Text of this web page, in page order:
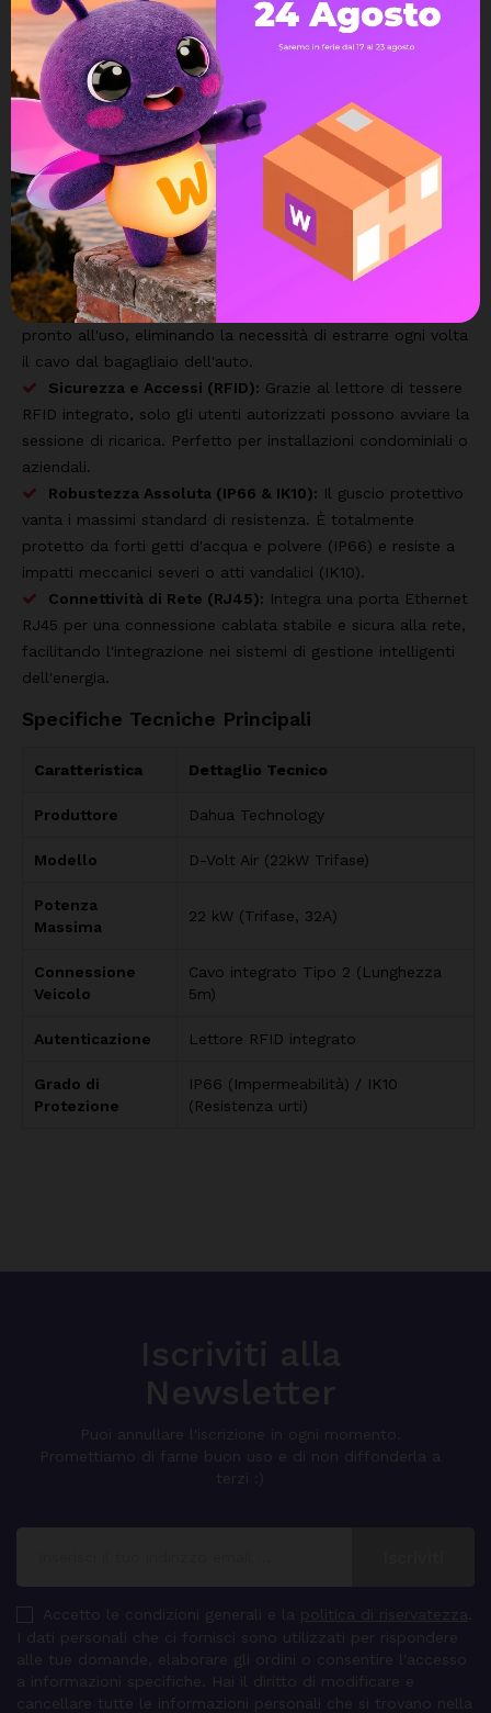
ibridi plug-in. Progettata per garantire ricariche ultrarapide in
contesti residenziali avanzati o commerciali, questa stazione
unisce un design elegante a una robustezza senza
compromessi. Completa di un
lungo 5 metri, ti permette di collegare immediatamente la
tua vettura in totale comodità e sicurezza.
I vantaggi di Dahua D-Volt Air 22kW:
Potenza Trifase fino a 22kW:Sfrutta al massimo la rete
trifase per ricaricare la batteria del tuo veicolo nel minor
tempo possibile.
Cavo Tipo 2 Integrato:
pronto all'uso, eliminando la necessità di estrarre ogni volta
il cavo dal bagagliaio dell'auto.
Sicurezza e Accessi (RFID): Grazie al lettore di tessere
RFID integrato, solo gli utenti autorizzati possono avviare la
sessione di ricarica. Perfetto per installazioni condominiali o
aziendali.
Robustezza Assoluta (IP66 & IK10): Il guscio protettivo
vanta i massimi standard di resistenza. È totalmente
protetto da forti getti d'acqua e polvere (IP66) e resiste a
impatti meccanici severi o atti vandalici (IK10).
Connettività di Rete (RJ45): Integra una porta Ethernet
RJ45 per una connessione cablata stabile e sicura alla rete,
facilitando l'integrazione nei sistemi di gestione intelligenti
dell'energia.
Specifiche Tecniche Principali
Caratteristica Dettaglio Tecnico
Produttore Dahua Technology
Modello D-Volt Air (22kW Trifase)
Potenza
Massima
22 kW (Trifase, 32A)
Connessione
Veicolo
Cavo integrato Tipo 2 (Lunghezza
5m)
Autenticazione Lettore RFID integrato
Grado di
Protezione
IP66 (Impermeabilità) / IK10
(Resistenza urti)
Iscriviti alla
Newsletter
Puoi annullare l'iscrizione in ogni momento.
Promettiamo di farne buon uso e di non diffonderla a
terzi :)
Accetto le condizioni generali e la politica di riservatezza
I dati personali che ci fornisci sono utilizzati per rispondere
alle tue domande, elaborare gli ordini o consentire l'accesso
a informazioni specifiche. Hai il diritto di modificare e
cancellare tutte le informazioni personali che si trovano nella